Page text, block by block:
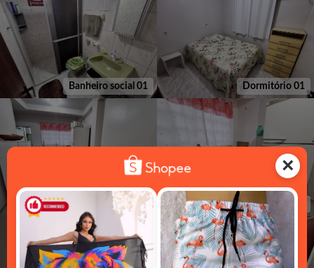
Banheiro social 01 Dormitório 01
Cozinha 02 Cozinha 02